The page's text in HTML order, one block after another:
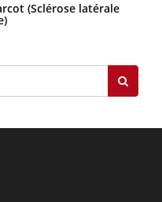
(Sclérose latérale